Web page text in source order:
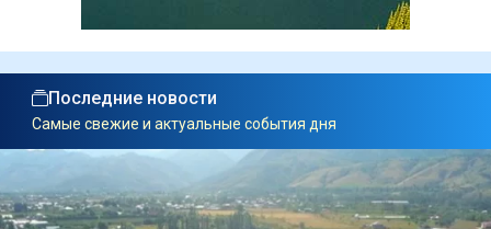
Последние новости
Самые свежие и актуальные события дня